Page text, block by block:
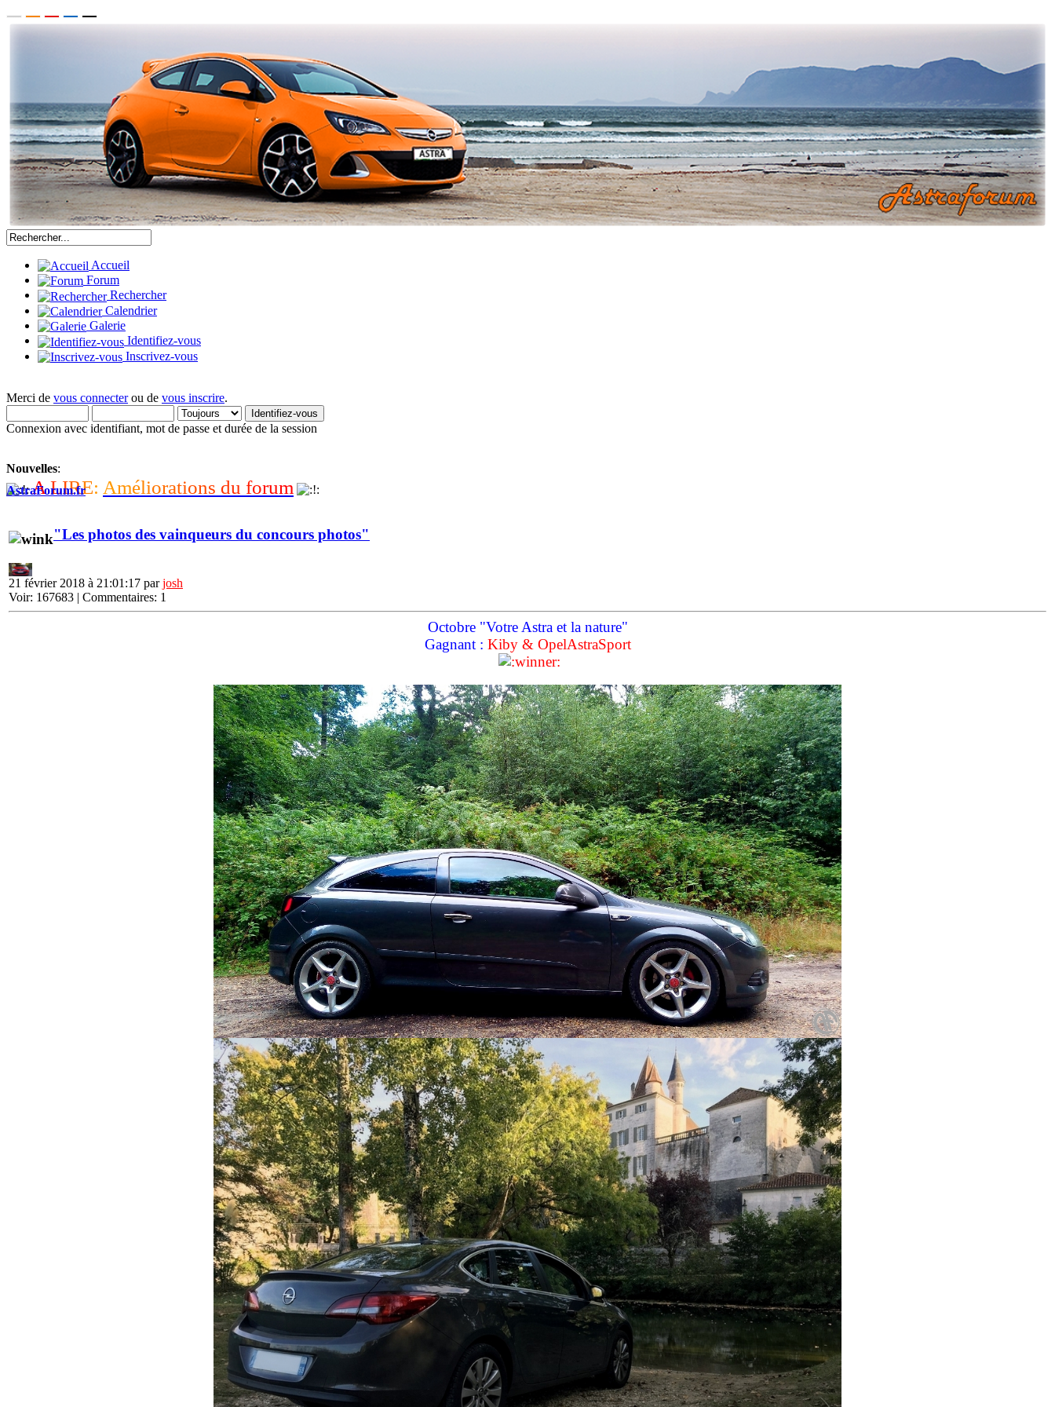
Accueil
Forum
Rechercher
Calendrier
Galerie
Identifiez-vous
Inscrivez-vous
Merci de vous connecterou de vous inscrire.
Connexion avec identifiant, mot de passe et durée de la session
Nouvelles:
A LIRE: Améliorations du forum
AstraForum.fr
"Les photos des vainqueurs du concours photos"
21 février 2018 à 21:01:17 parjosh
Voir: 167683 | Commentaires: 1
Octobre "Votre Astra et la nature"
Gagnant : Kiby & OpelAstraSport